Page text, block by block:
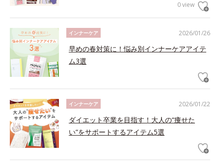
0 view
2026/01/26
インナーケア
早めの春対策に！悩み別インナーケアアイテ
ム3選
2026/01/22
インナーケア
ダイエット卒業を目指す！大人の“痩せた
い”をサポートするアイテム5選